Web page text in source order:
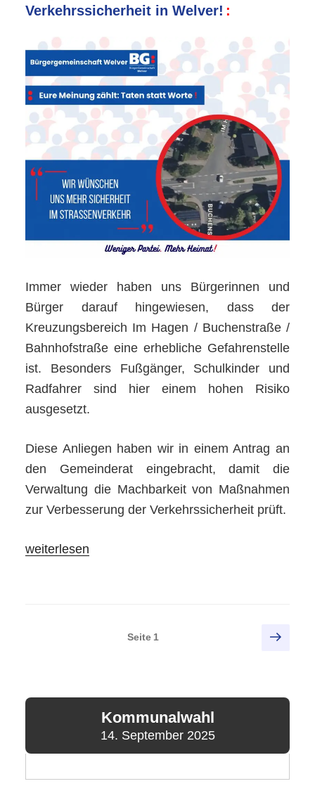
reden!“
Verkehrssicherheit in Welver!
Immer wieder haben uns Bürgerinnen und
Bürger darauf hingewiesen, dass der
Kreuzungsbereich Im Hagen / Buchenstraße /
Bahnhofstraße eine erhebliche Gefahrenstelle
ist. Besonders Fußgänger, Schulkinder und
Radfahrer sind hier einem hohen Risiko
ausgesetzt.
Diese Anliegen haben wir in einem Antrag an
den Gemeinderat eingebracht, damit die
Verwaltung die Machbarkeit von Maßnahmen
zur Verbesserung der Verkehrssicherheit prüft.
„Bürgerwünsche
weiterlesen
Seitennummerierung
Seite 1
Kommunalwahl
14. September 2025